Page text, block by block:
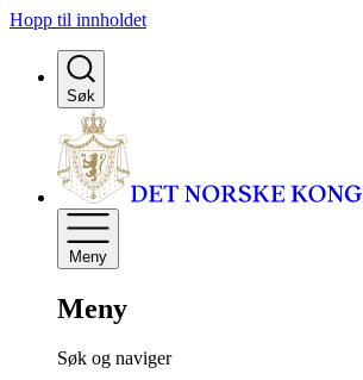
Hopp til innholdet
Søk
Meny
Meny
Søk og naviger